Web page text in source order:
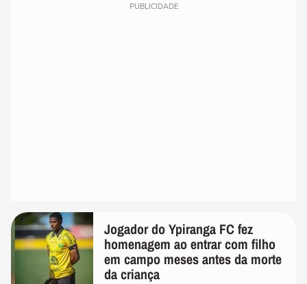
PUBLICIDADE
Jogador do Ypiranga FC fez
homenagem ao entrar com filho
em campo meses antes da morte
da criança